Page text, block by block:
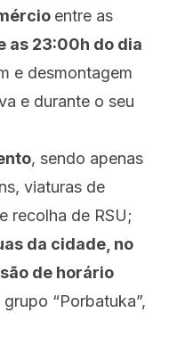
entre as
as 23:00h do dia
e desmontagem
e durante o seu
, sendo apenas
viaturas de
recolha de RSU;
da cidade, no
de horário
grupo “Porbatuka”,